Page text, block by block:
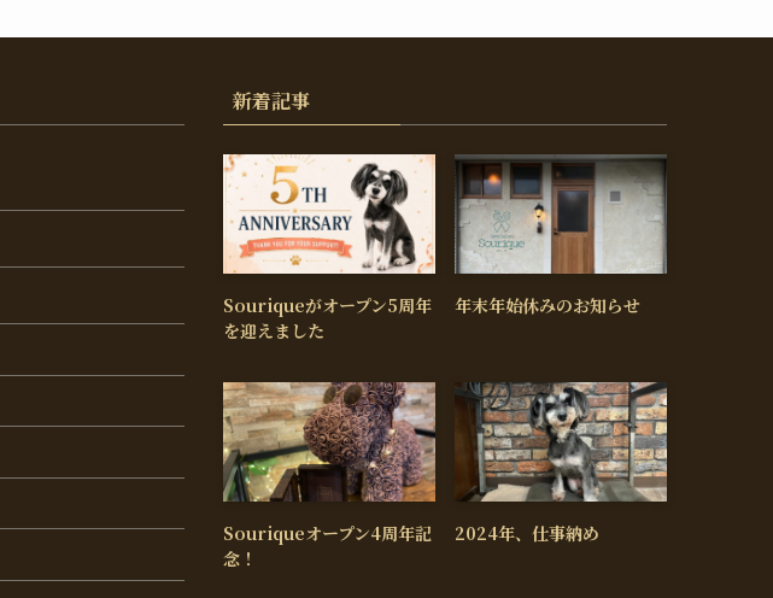
新着記事
Souriqueがオープン5周年
を迎えました
年末年始休みのお知らせ
Souriqueオープン4周年記
念！
2024年、仕事納め